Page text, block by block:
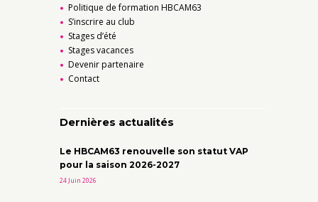
Politique de formation HBCAM63
S’inscrire au club
Stages d’été
Stages vacances
Devenir partenaire
Contact
Dernières actualités
Le HBCAM63 renouvelle son statut VAP
pour la saison 2026-2027
24 Juin 2026